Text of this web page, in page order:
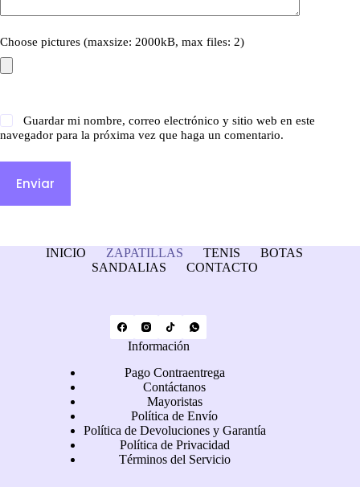
Choose pictures (maxsize: 2000kB, max files: 2)
Guardar mi nombre, correo electrónico y sitio web en este
navegador para la próxima vez que haga un comentario.
Enviar
INICIO ZAPATILLAS TENIS
BOTAS
SANDALIAS
CONTACTO
Información
Pago Contraentrega
Contáctanos
Mayoristas
Política de Envío
Política de Devoluciones y Garantía
Política de Privacidad
Términos del Servicio